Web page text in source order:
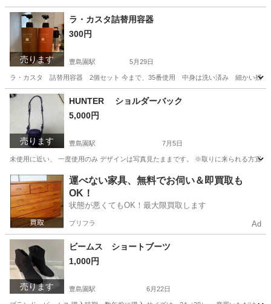
東京 練馬区 豊島園駅 バッグ ザノースフェース
売ります
ラ・カスタ詰替用容器
300円
豊島園駅 5月29日
ラ・カスタ 詰替用容器 2個セット 今まで、35番使用 中身は洗い済み 細かい残り
東京 練馬区 ヘアケア 容器
売ります
HUNTER ショルダーバック
5,000円
豊島園駅 7月5日
未使用に近い、 一度使用のみ デザインは写真見たままです。 ※取りに来られる方宜
東京 練馬区 豊島園駅 バッグ ショルダーバック
運べない家具、無料でお伺い＆即買取も
OK！
状態が悪くてもOK！最大限買取します
プリフラ Ad
売ります
ビームス ショートブーツ
1,000円
豊島園駅 6月22日